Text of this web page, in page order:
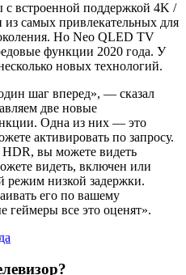
с встроенной поддержкой 4K /
самых привлекательных для
Но Neo QLED TV
функции 2020 года. У
новых технологий.
шаг вперед», — сказал
две новые
Одна из них — это
активировать по запросу.
HDR, вы можете видеть
видеть, включен или
режим низкой задержки.
его по вашему
геймеры все это оценят».